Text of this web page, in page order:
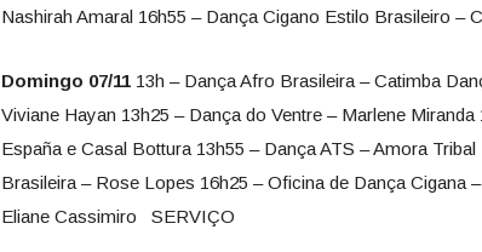
Nashirah Amaral 16h55 – Dança Cigano Estilo Brasileiro –
Domingo 07/11 13h – Dança Afro Brasileira – Catimba
Viviane Hayan 13h25 – Dança do Ventre – Marlene
España e Casal Bottura 13h55 – Dança ATS – Amora
Brasileira – Rose Lopes 16h25 – Oficina de Dança Cigana
Eliane Cassimiro SERVIÇO